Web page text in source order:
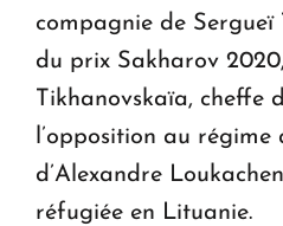
compagnie de
du prix Sakharov
Tikhanovskaïa, cheffe
l’opposition au
d’Alexandre
réfugiée en Lituanie.